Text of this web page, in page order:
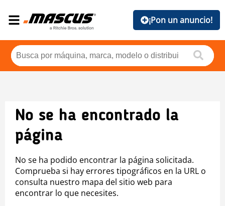
¡Pon un anuncio!
No se ha encontrado la
página
No se ha podido encontrar la página solicitada.
Comprueba si hay errores tipográficos en la URL o
consulta nuestro mapa del sitio web para
encontrar lo que necesites.